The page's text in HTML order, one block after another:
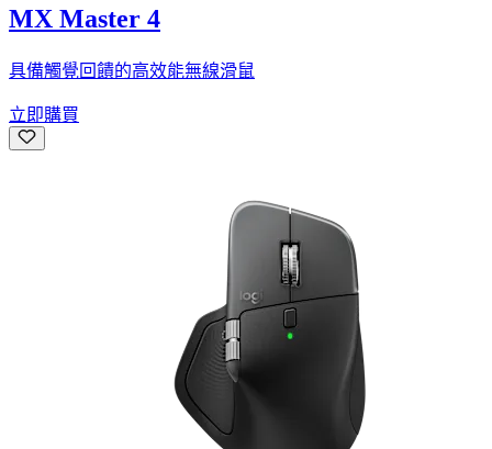
MX Master 4
具備觸覺回饋的高效能無線滑鼠
立即購買